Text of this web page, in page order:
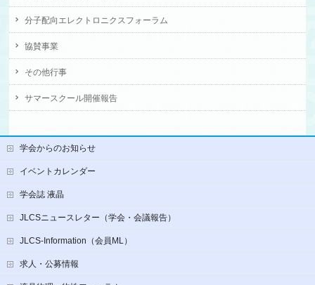
分子配向エレクトロニクスフォーラム
協賛事業
その他行事
サマースクール開催報告
学会からのお知らせ
イベントカレンダー
学会誌 液晶
JLCSニュースレター（学会・会議報告）
JLCS-Information（会員ML）
求人・公募情報